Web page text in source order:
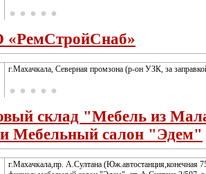
г.Махачкала, Северная промзона (р-он УЗК, за
склад "Мебель из
Мебельный салон "Эдем"
г.Махачкала,пр. А.Султана (Юж.автостанция,конечная